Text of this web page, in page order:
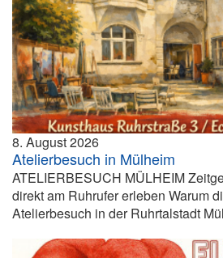
8. August 2026
Atelierbesuch in Mülheim
ATELIERBESUCH MÜLHEIM
direkt am Ruhrufer erleben Warum
Atelierbesuch in der Ruhrtalstadt